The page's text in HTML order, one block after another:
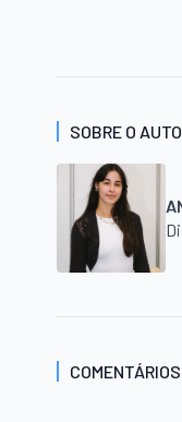
SOBRE O
COMENTÁRIOS